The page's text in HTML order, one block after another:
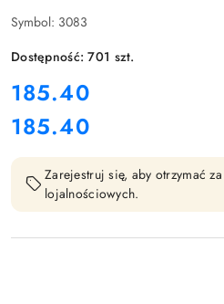
Symbol: 3083
Dostępność:701 szt.
cena:
185.40
Cena:
185.40
Zarejestruj się, aby otrzymać
lojalnościowych.